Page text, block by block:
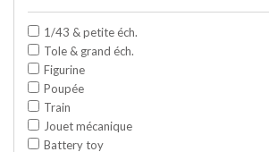
1/43 & petite éch.
Tole & grand éch.
Figurine
Poupée
Train
Jouet mécanique
Battery toy